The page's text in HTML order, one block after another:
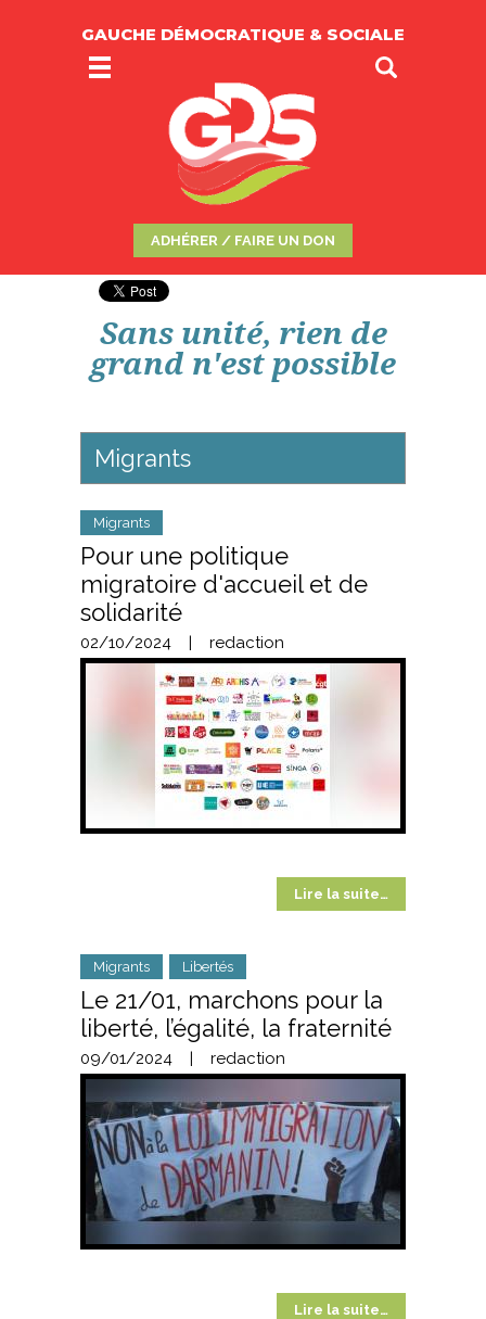
GAUCHE DÉMOCRATIQUE & SOCIALE
ADHÉRER / FAIRE UN DON
Sans unité, rien de
grand n'est possible
Migrants
Migrants
Pour une politique
migratoire d'accueil et de
solidarité
02/10/2024 | redaction
Lire la suite…
Migrants Libertés
Le 21/01, marchons pour la
liberté, l’égalité, la fraternité
09/01/2024 | redaction
Lire la suite…